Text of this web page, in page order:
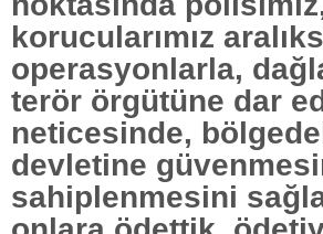
korucularımız
operasyonlarla,
terör örgütüne dar
neticesinde,
devletine
sahiplenmesini